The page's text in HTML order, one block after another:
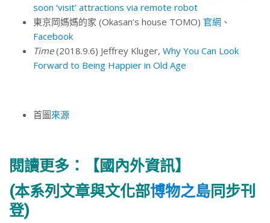
soon ‘visit’ attractions via remote robot
東京岡媽媽的家 (Okasan’s house TOMO) 官網 、
Facebook
Time(2018.9.6) Jeffrey Kluger, Why You Can Look
Forward to Being Happier in Old Age
首圖來源
閱讀更多：
【國內外資訊】
(本系列文章與文化部博物之島同步刊
登)